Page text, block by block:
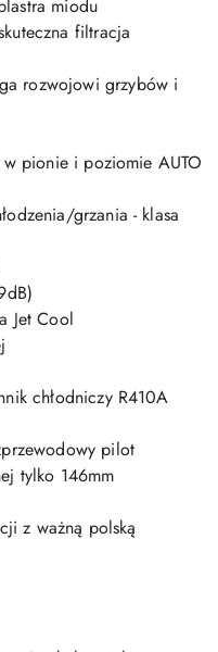
miodu
filtracja
rozwojowi grzybów i
pionie i poziomie AUTO
grzania - klasa
Jet Cool
chłodniczy R410A
pilot
tylko 146mm
z ważną polską